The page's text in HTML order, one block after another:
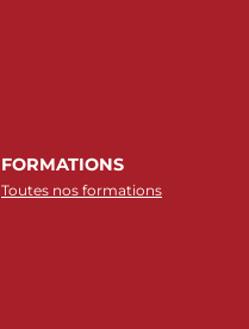
FORMATIONS
Toutes nos formations